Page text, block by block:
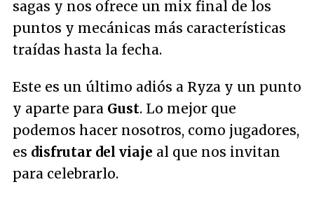
sagas y nos ofrece un mix final de los
puntos y mecánicas más características
traídas hasta la fecha.
Este es un último adiós a Ryza y un punto
y aparte para Gust. Lo mejor que
podemos hacer nosotros, como jugadores,
es disfrutar del viaje al que nos invitan
para celebrarlo.